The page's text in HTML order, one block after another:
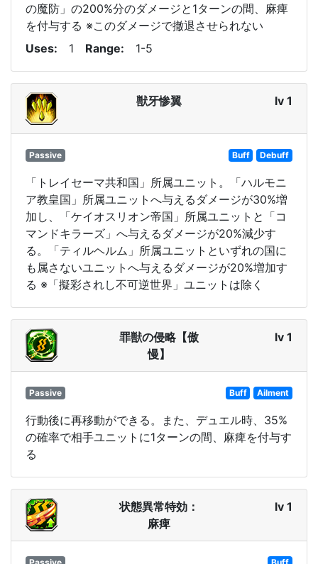
の魔防」の200%分のダメージと1ターンの間、麻痺
を付与する ※このダメージで撤退させられない
Uses
1 Range 1-5
獣牙惨翼 lv 1
Passive Buff Debuff
「トレイセーマ共和国」所属ユニット。「ハルモニ
ア教皇国」所属ユニットへ与えるダメージが30%増
加し、「ケイオスリオン帝国」所属ユニットと「コ
マンドキラーズ」へ与えるダメージが20%減少す
る。「ティルヘルム」所属ユニットといずれの国に
も属さないユニットへ与えるダメージが20%増加す
る ※「擬彩されし不可逆世界」ユニットは除く
罪獣の侵略【傲
慢】
lv 1
Passive Buff Ailment
行動後に再移動ができる。また、デュエル時、35%
の確率で相手ユニットに1ターンの間、麻痺を付与す
る
状態異常特効：
麻痺
lv 1